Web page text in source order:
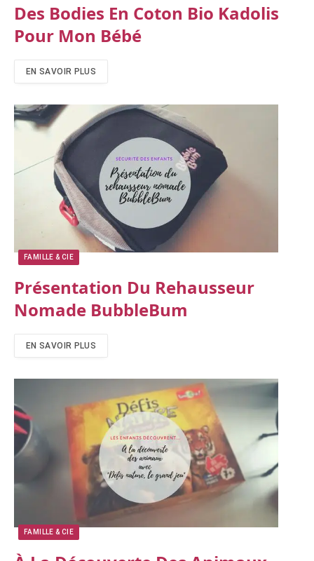
Des Bodies En Coton Bio Kadolis
Pour Mon Bébé
EN SAVOIR PLUS
FAMILLE & CIE
Présentation Du Rehausseur
Nomade BubbleBum
EN SAVOIR PLUS
FAMILLE & CIE